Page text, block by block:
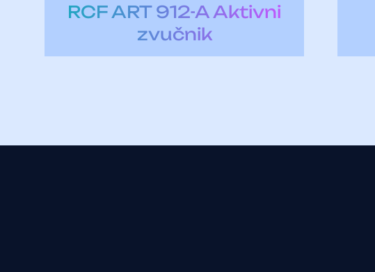
RCF ART 912-A Aktivni
zvučnik